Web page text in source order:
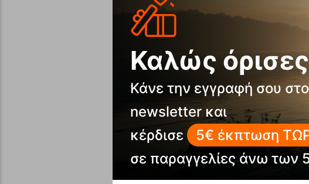
Καλώς
Κάνε την εγγραφή σου στο
newsletter και
κέρδισε
5€ έκπτωση
σε παραγγελίες άνω των